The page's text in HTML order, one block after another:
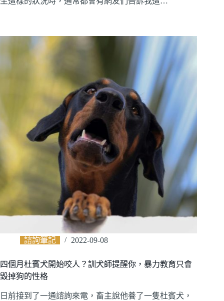
諮詢筆記 2022-09-08
四個月杜賓犬開始咬人？訓犬師提醒你，暴力教育只會
毀掉狗的性格
日前接到了一通諮詢來電，畜主說他養了一隻杜賓犬，